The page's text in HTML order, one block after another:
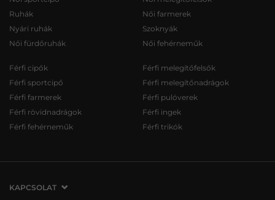
Ruhák
Nyári ruhák
Női fürdőruhák
Női farmerek
Szoknyák
Női fehérneműk
Férfi cipők
Férfi sportcipő
Férfi farmerek
Férfi rövidnadrágok
Férfi fehérneműk
Férfi melegítőfelsők
Férfi melegítőnadrágok
Férfi pulóverek
Férfi ingek
Férfi trikók
KAPCSOLAT